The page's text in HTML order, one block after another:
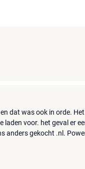
dat was ook in orde. Het
voor. het geval er
anders gekocht .nl.